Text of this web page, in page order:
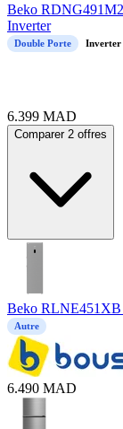
Beko
Inverter
Double Porte Inverter
6.399 MAD
Comparer 2 offres
Beko
Autre
6.490 MAD